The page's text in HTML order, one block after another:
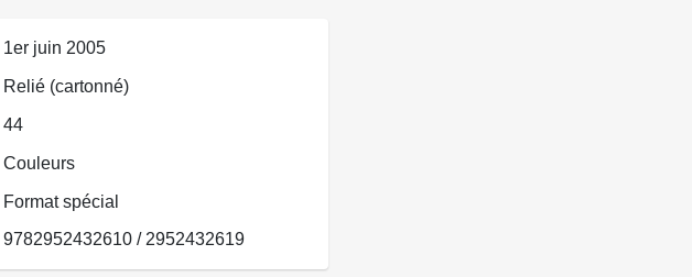
1er juin 2005
Relié (cartonné)
44
Couleurs
Format spécial
9782952432610 / 2952432619